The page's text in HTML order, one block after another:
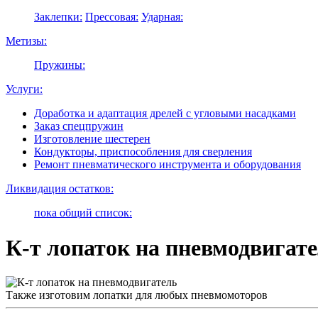
Заклепки: Прессовая: Ударная:
Метизы:
Пружины:
Услуги:
Доработка и адаптация дрелей с угловыми насадками
Заказ спецпружин
Изготовление шестерен
Кондукторы, приспособления для сверления
Ремонт пневматического инструмента и оборудования
Ликвидация остатков:
пока общий список:
К-т лопаток на
Также изготовим лопатки для любых пневмомоторов